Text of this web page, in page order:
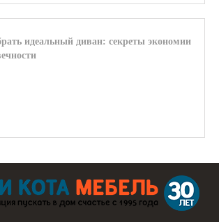
идеальный диван: секреты экономии